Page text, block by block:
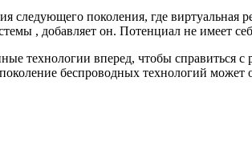
поколения, где виртуальная
, добавляет он. Потенциал не имеет
технологии вперед, чтобы справиться с
беспроводных технологий